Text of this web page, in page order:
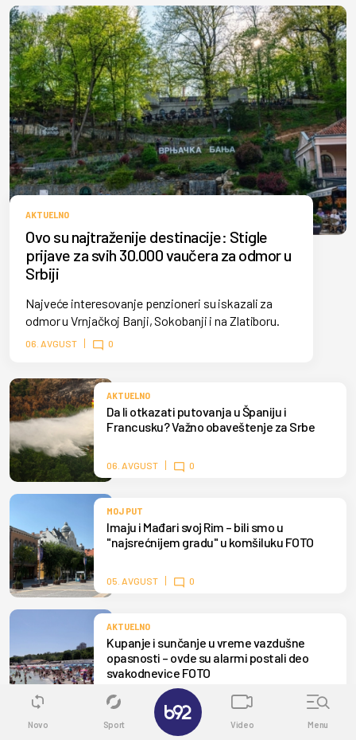
AKTUELNO
Ovo su najtraženije destinacije: Stigle
prijave za svih 30.000 vaučera za odmor u
Srbiji
Najveće interesovanje penzioneri su iskazali za
odmor u Vrnjačkoj Banji, Sokobanji i na Zlatiboru.
06. AVGUST 0
AKTUELNO
Da li otkazati putovanja u Španiju i
Francusku? Važno obaveštenje za Srbe
06. AVGUST 0
MOJ PUT
Imaju i Mađari svoj Rim – bili smo u
"najsrećnijem gradu" u komšiluku FOTO
05. AVGUST 0
AKTUELNO
Kupanje i sunčanje u vreme vazdušne
opasnosti – ovde su alarmi postali deo
svakodnevice FOTO
05. AVGUST 1
Novo Sport Video Menu
✕